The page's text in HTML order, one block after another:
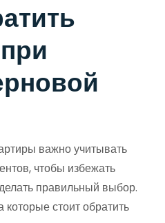
важно учитывать
чтобы избежать
правильный выбор.
стоит обратить